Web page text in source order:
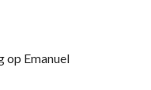
op Emanuel